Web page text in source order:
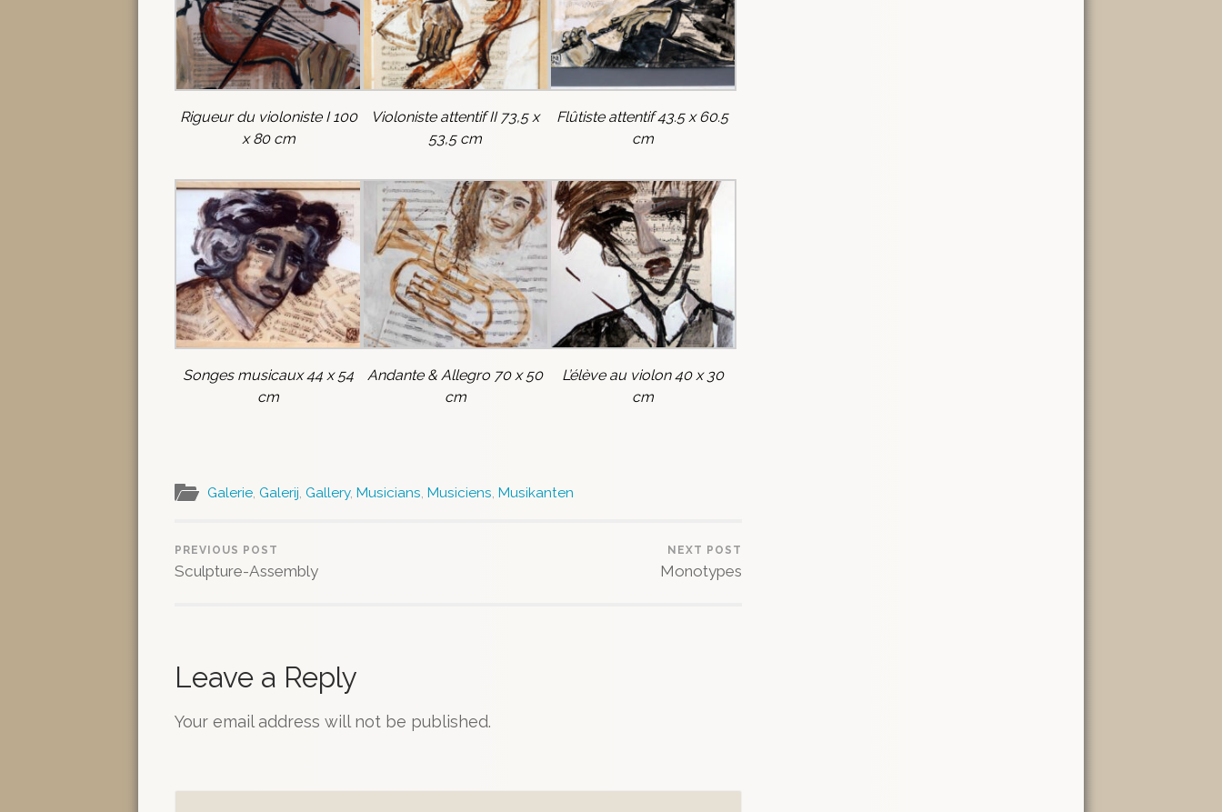
Rigueur du violoniste I 100
x 80 cm
Violoniste attentif II 73,5 x
53,5 cm
Flûtiste attentif 43.5 x 60.5
cm
Songes musicaux 44 x 54
cm
Andante & Allegro 70 x 50
cm
L’élève au violon 40 x 30
cm
Galerie,Galerij,Gallery,Musicians,Musiciens,Musikanten
PREVIOUS POST
Sculpture-Assembly
NEXT POST
Monotypes
Leave a Reply
Your email address will not be published.